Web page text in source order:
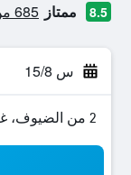
8.5 ممتاز 685 من التقييمات تم التحقق منها
س 15/8
2 من الضيوف، غرفة واحدة